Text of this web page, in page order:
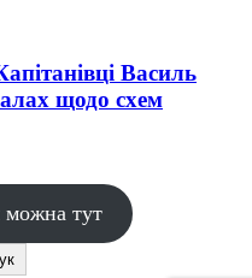
Василь
щодо схем
тут